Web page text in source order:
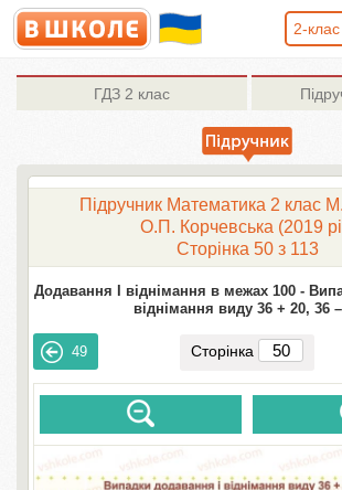
2-клас
ГДЗ 2 клас
Підручник Математика 2 клас
О.П. Корчевська (2019
Сторінка 50 з 113
Додавання І віднімання в межах 100 -
віднімання виду 36 + 20, 36
49 Сторінка